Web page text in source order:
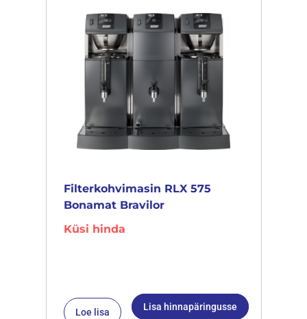
Filterkohvimasin RLX 575
Bonamat Bravilor
Küsi hinda
Loe lisa Lisa hinnapäringusse